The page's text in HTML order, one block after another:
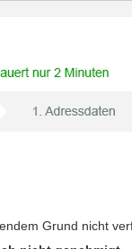
Grund nicht